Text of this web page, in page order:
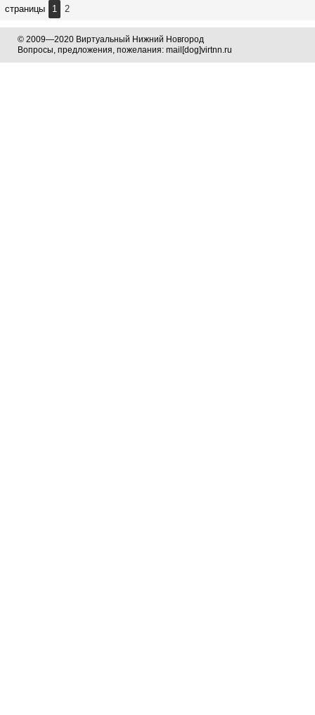
страницы 1 2
© 2009—2020 Виртуальный Нижний Новгород
Вопросы, предложения, пожелания: mail[dog]virtnn.ru